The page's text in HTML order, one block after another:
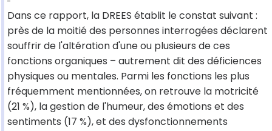
Dans ce rapport, la DREES établit le constat suivant :
près de la moitié des personnes interrogées déclarent
souffrir de l'altération d'une ou plusieurs de ces
fonctions organiques – autrement dit des déficiences
physiques ou mentales. Parmi les fonctions les plus
fréquemment mentionnées, on retrouve la motricité
(21 %), la gestion de l'humeur, des émotions et des
sentiments (17 %), et des dysfonctionnements